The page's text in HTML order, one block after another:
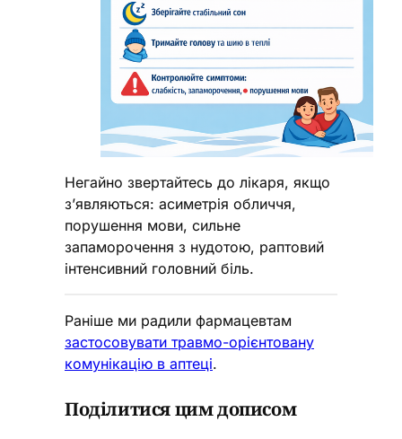
Негайно звертайтесь до лікаря, якщо
з’являються: асиметрія обличчя,
порушення мови, сильне
запаморочення з нудотою, раптовий
інтенсивний головний біль.
Раніше ми радили фармацевтам
застосовувати травмо-орієнтовану
комунікацію в аптеці.
Поділитися цим дописом